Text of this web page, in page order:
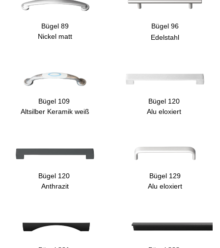
Bügel 89
Nickel matt
Bügel 96
Edelstahl
Bügel 109
Altsilber Keramik weiß
Bügel 120
Alu eloxiert
Bügel 120
Anthrazit
Bügel 129
Alu eloxiert